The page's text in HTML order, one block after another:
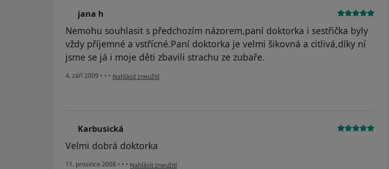
jana h
Nemohu souhlasit s předchozím názorem,paní doktorka i sestřička byly
vždy příjemné a vstřícné.Paní doktorka je velmi šikovná a citlivá,díky ní
jsme se já i moje děti zbavili strachu ze zubaře.
4. září 2009 • • • podle názoru uživatele jana h
Nahlásit zneužití
Karbusická
Velmi dobrá doktorka
11. prosince 2008 • • • podle názoru uživatele Karbusická
Nahlásit zneužití